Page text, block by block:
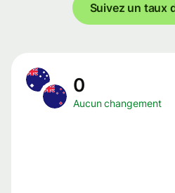
Suivez un taux
0
Aucun changement